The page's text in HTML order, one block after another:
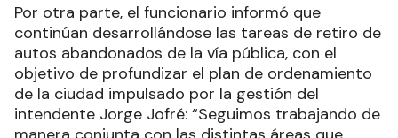
Por otra parte, el funcionario informó que
continúan desarrollándose las tareas de retiro de
autos abandonados de la vía pública, con el
objetivo de profundizar el plan de ordenamiento
de la ciudad impulsado por la gestión del
intendente Jorge Jofré: “Seguimos trabajando de